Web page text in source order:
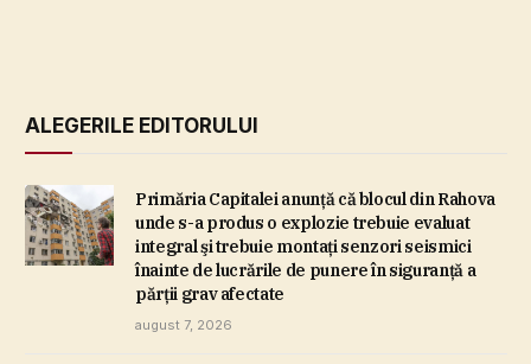
ALEGERILE EDITORULUI
Primăria Capitalei anunţă că blocul din Rahova
unde s-a produs o explozie trebuie evaluat
integral şi trebuie montaţi senzori seismici
înainte de lucrările de punere în siguranţă a
părţii grav afectate
august 7, 2026